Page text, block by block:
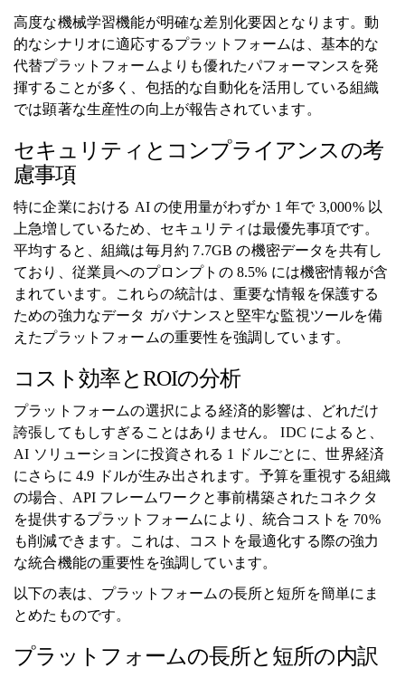
高度な機械学習機能が明確な差別化要因となります。動
的なシナリオに適応するプラットフォームは、基本的な
代替プラットフォームよりも優れたパフォーマンスを発
揮することが多く、包括的な自動化を活用している組織
では顕著な生産性の向上が報告されています。
セキュリティとコンプライアンスの考
慮事項
特に企業における AI の使用量がわずか 1 年で 3,000% 以
上急増しているため、セキュリティは最優先事項です。
平均すると、組織は毎月約 7.7GB の機密データを共有し
ており、従業員へのプロンプトの 8.5% には機密情報が含
まれています。これらの統計は、重要な情報を保護する
ための強力なデータ ガバナンスと堅牢な監視ツールを備
えたプラットフォームの重要性を強調しています。
コスト効率とROIの分析
プラットフォームの選択による経済的影響は、どれだけ
誇張してもしすぎることはありません。 IDC によると、
AI ソリューションに投資される 1 ドルごとに、世界経済
にさらに 4.9 ドルが生み出されます。予算を重視する組織
の場合、API フレームワークと事前構築されたコネクタ
を提供するプラットフォームにより、統合コストを 70%
も削減できます。これは、コストを最適化する際の強力
な統合機能の重要性を強調しています。
以下の表は、プラットフォームの長所と短所を簡単にま
とめたものです。
プラットフォームの長所と短所の内訳